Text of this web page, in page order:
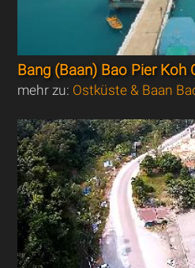
Bang (Baan) Bao Pier Koh
mehr zu: Ostküste & Baan